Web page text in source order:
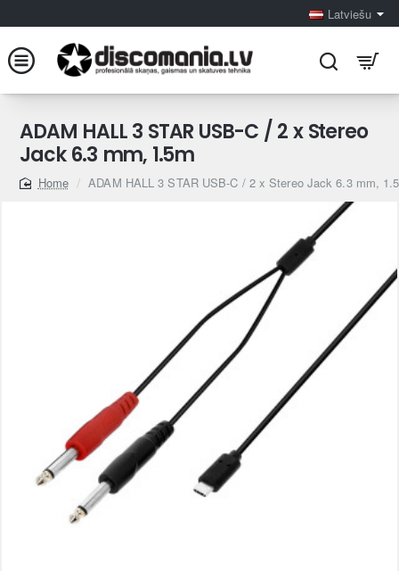
Latviešu
ADAM HALL 3 STAR USB-C / 2 x Stereo
Jack 6.3 mm, 1.5m
home
ADAM HALL 3 STAR USB-C / 2 x Stereo Jack 6.3 mm,